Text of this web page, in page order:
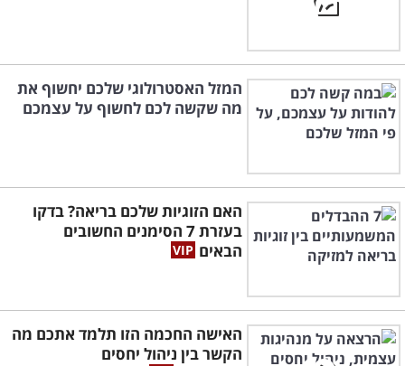
המזל האסטרולוגי שלכם יחשוף את
מה שקשה לכם לחשוף על עצמכם
האם הזוגיות שלכם בריאה? בדקו
בעזרת 7 הסימנים החשובים
הבאים
האישה החכמה הזו תלמד אתכם מה
הקשר בין ניהול יחסים